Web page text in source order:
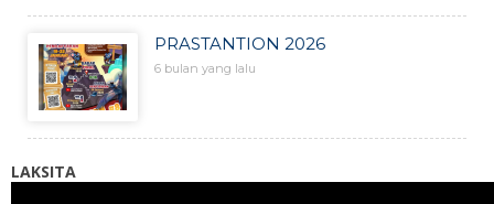
PRASTANTION 2026
6 bulan yang lalu
LAKSITA